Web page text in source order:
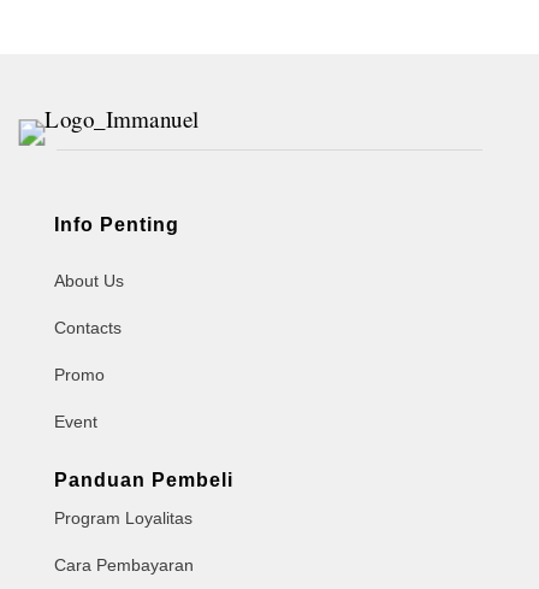
Info Penting
About Us
Contacts
Promo
Event
Panduan Pembeli
Program Loyalitas
Cara Pembayaran